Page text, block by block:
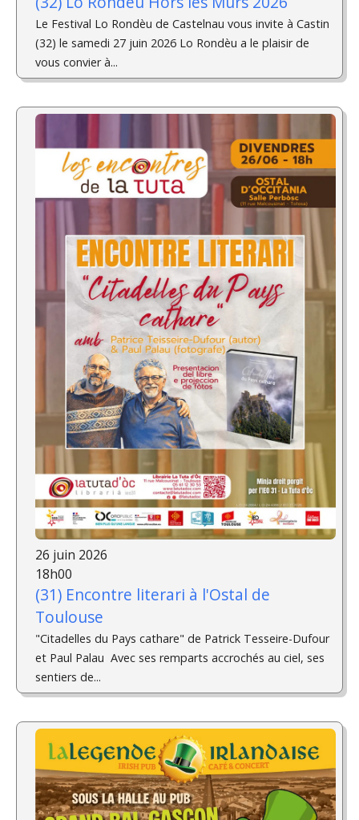
Le Festival Lo Rondèu de Castelnau vous invite à Castin
(32) le samedi 27 juin 2026 Lo Rondèu a le plaisir de
vous convier à...
26 juin 2026
18h00
(31) Encontre literari à l'Ostal de
Toulouse
"Citadelles du Pays cathare" de Patrick Tesseire-Dufour
et Paul Palau ­ Avec ses remparts accrochés au ciel, ses
sentiers de...